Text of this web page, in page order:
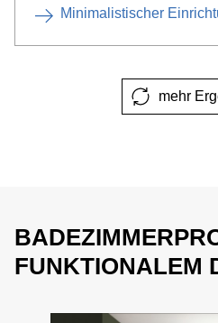
Minimalistischer
mehr
FUNKTIONALEM